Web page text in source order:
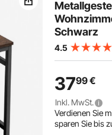
Schwarz
4.5
3799€
Inkl. MwSt.
Verdienen Sie
sparen Sie bis